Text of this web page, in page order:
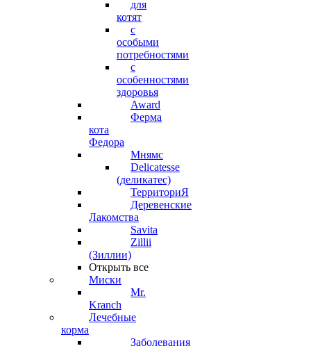
для
котят
с
особыми
потребностями
с
особенностями
здоровья
Award
Ферма
кота
Федора
Мнямс
Delicatesse
(деликатес)
ТерриториЯ
Деревенские
Лакомства
Savita
Zillii
(Зиллии)
Открыть все
Миски
Mr.
Kranch
Лечебные
корма
Заболевания